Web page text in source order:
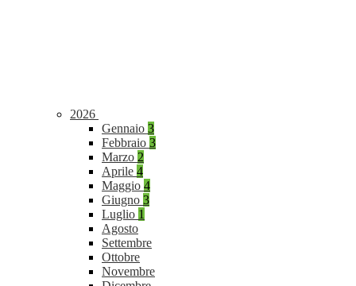
2026
Gennaio 3
Febbraio 3
Marzo 2
Aprile 4
Maggio 4
Giugno 3
Luglio 1
Agosto
Settembre
Ottobre
Novembre